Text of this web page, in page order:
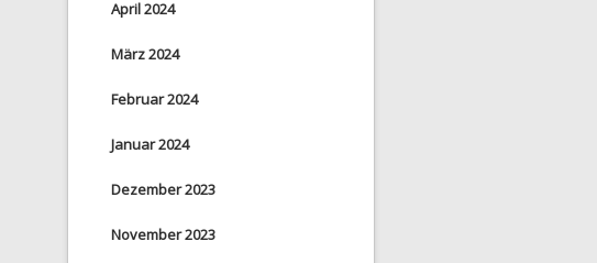
April 2024
März 2024
Februar 2024
Januar 2024
Dezember 2023
November 2023